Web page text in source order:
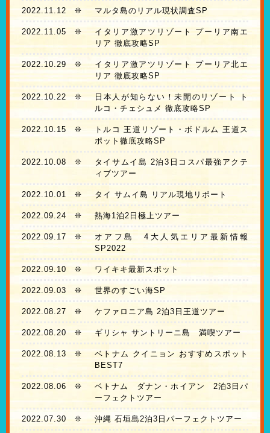
2022.11.12❊ マルタ島のリアル現状調査SP
2022.11.05 ❊
イタリア激アツリゾート プーリア南エ
リア 徹底攻略SP
2022.10.29❊
イタリア激アツリゾート プーリア北エ
リア 徹底攻略SP
2022.10.22 ❊
日本人が知らない！未開のリゾート ト
ルコ・チェシュメ 徹底攻略SP
2022.10.15 ❊
トルコ 王道リゾート・ボドルム 王道ス
ポット徹底攻略SP
2022.10.08 ❊
タイサムイ島 2泊3日コスパ最強アクテ
ィブツアー
2022.10.01 ❊ タイ サムイ島 リアル現地リポート
2022.09.24 ❊ 熱海1泊2日極上ツアー
2022.09.17 ❊
オアフ島 4大人気エリア最新情報
SP2022
2022.09.10 ❊ ワイキキ最新スポット
2022.09.03 ❊ 世界のすごい海SP
2022.08.27 ❊ ケファロニア島 2泊3日王道ツアー
2022.08.20❊ ギリシャ サントリーニ島 満喫ツアー
2022.08.13 ❊
ベトナム クイニョン おすすめスポット
BEST7
2022.08.06 ❊
ベトナム ダナン・ホイアン 2泊3日パ
ーフェクトツアー
2022.07.30 ❊ 沖縄 石垣島2泊3日パーフェクトツアー